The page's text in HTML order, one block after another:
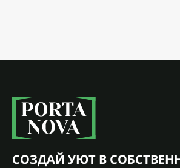
СОЗДАЙ УЮТ В